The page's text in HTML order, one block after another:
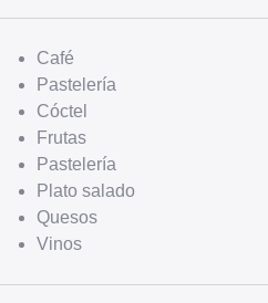
Café
Pastelería
Cóctel
Frutas
Pastelería
Plato salado
Quesos
Vinos